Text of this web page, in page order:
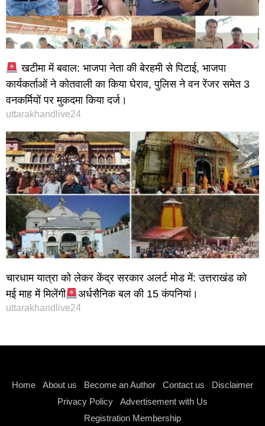
खटीमा में बवाल: भाजपा नेता की बेरहमी से पिटाई, भाजपा
कार्यकर्ताओं ने कोतवाली का किया घेराव, पुलिस ने वन रेंजर समेत 3
वनकर्मियों पर मुकदमा किया दर्ज।
uttarakhandlive24
चारधाम यात्रा को लेकर केंद्र सरकार अलर्ट मोड में: उत्तराखंड को
मई माह में मिलेंगी
अर्धसैनिक बल की 15 कंपनियां।
uttarakhandlive24
Home About us Become an Author Contact us
Disclaimer
Privacy Policy
Advertisement with Us
Registration Membership